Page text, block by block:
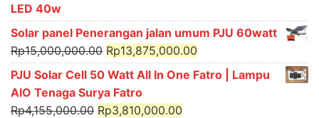
LED 40w
Solar panel Penerangan jalan umum PJU 60watt
Rp15,000,000.00 Original
price
was:
Rp15,000,000.00.
Rp13,875,000.00
price
PJU Solar Cell 50 Watt All In One Fatro | Lampu
AIO Tenaga Surya Fatro
Rp4,155,000.00 Original
Rp3,810,000.00